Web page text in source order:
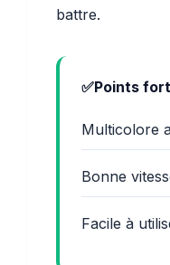
battre.
Points
Multicolore
Bonne
Facile à